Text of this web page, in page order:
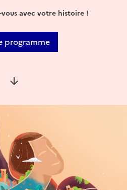
vous avec votre histoire !
programme